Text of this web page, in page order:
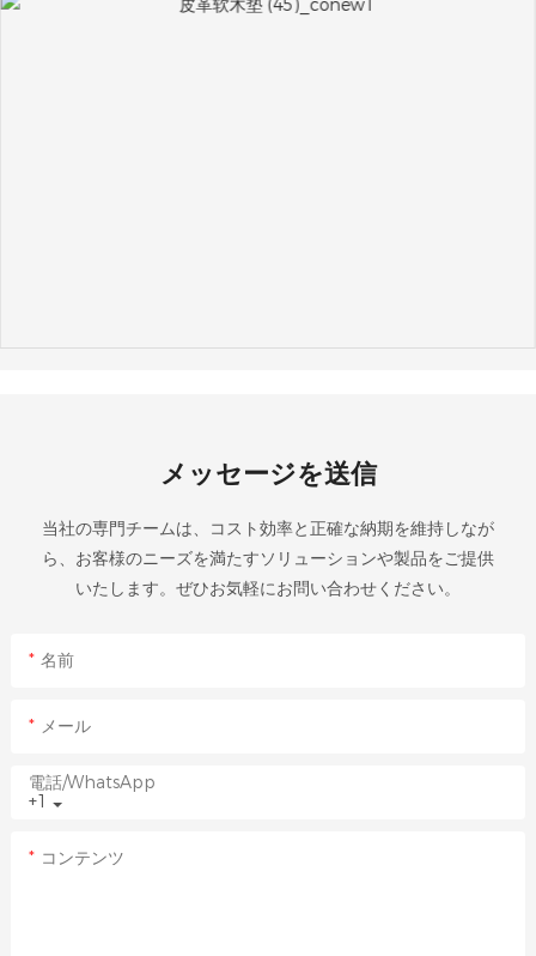
メッセージを送信
当社の専門チームは、コスト効率と正確な納期を維持しなが
ら、お客様のニーズを満たすソリューションや製品をご提供
いたします。ぜひお気軽にお問い合わせください。
名前
メール
+1
電話/WhatsApp
コンテンツ